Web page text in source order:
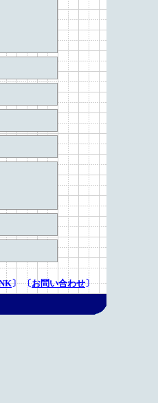
〕 〔お問い合わせ〕